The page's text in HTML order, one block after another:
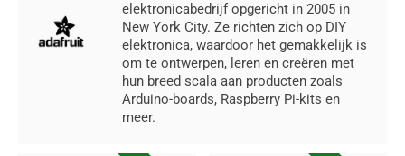
elektronicabedrijf opgericht in 2005 in
New York City. Ze richten zich op DIY
elektronica, waardoor het gemakkelijk is
om te ontwerpen, leren en creëren met
hun breed scala aan producten zoals
Arduino-boards, Raspberry Pi-kits en
meer.